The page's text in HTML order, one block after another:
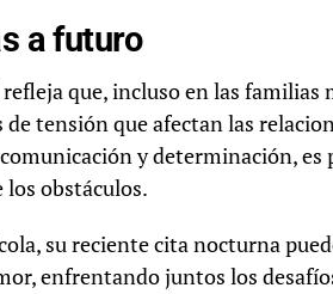
a futuro
que, incluso en las familias
tensión que afectan las
y determinación,
los obstáculos.
su reciente cita nocturna
enfrentando juntos los